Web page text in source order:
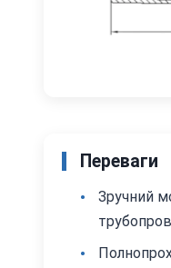
Переваги
Зручний